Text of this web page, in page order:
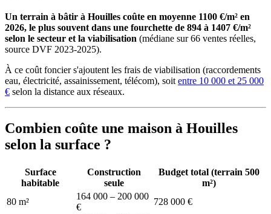
Un terrain à bâtir à Houilles coûte en moyenne 1100 €/m² en
2026, le plus souvent dans une fourchette de 894 à 1407 €/m²
selon le secteur et la viabilisation (médiane sur 66 ventes réelles,
source DVF 2023-2025).
À ce coût foncier s'ajoutent les frais de viabilisation (raccordements
eau, électricité, assainissement, télécom), soit entre 10 000 et 25 000
€ selon la distance aux réseaux.
Combien coûte une maison à Houilles
selon la surface ?
Surface
habitable
Construction
seule
Budget total (terrain 500
m²)
80 m²
164 000 – 200 000
€
728 000 €